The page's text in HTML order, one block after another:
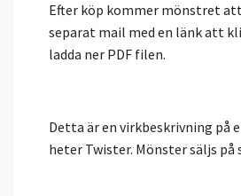
Efter köp kommer mönstret
separat mail med en länk att
ladda ner PDF filen.
Detta är en virkbeskrivning på
heter Twister. Mönster säljs på